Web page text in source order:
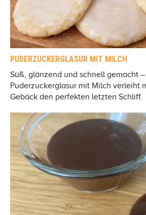
PUDERZUCKERGLASUR MIT MILCH
Süß, glänzend und schnell gemacht
Puderzuckerglasur mit Milch verleiht
Gebäck den perfekten letzten Schliff.